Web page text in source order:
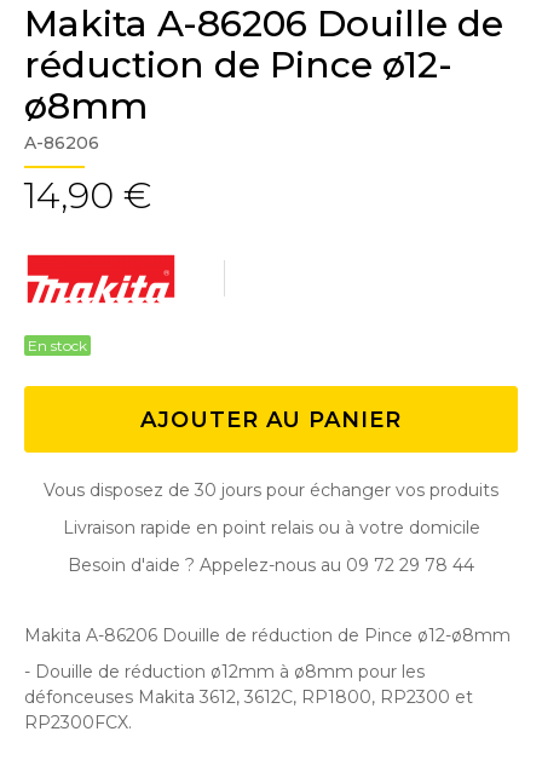
Makita A-86206 Douille de
réduction de Pince ø12-
ø8mm
A-86206
14,90 €
En stock
AJOUTER AU PANIER
Vous disposez de 30 jours pour échanger vos produits
Livraison rapide en point relais ou à votre domicile
Besoin d'aide ? Appelez-nous au 09 72 29 78 44
Makita A-86206 Douille de réduction de Pince ø12-ø8mm
- Douille de réduction ø12mm à ø8mm pour les
défonceuses Makita 3612, 3612C, RP1800, RP2300 et
RP2300FCX.